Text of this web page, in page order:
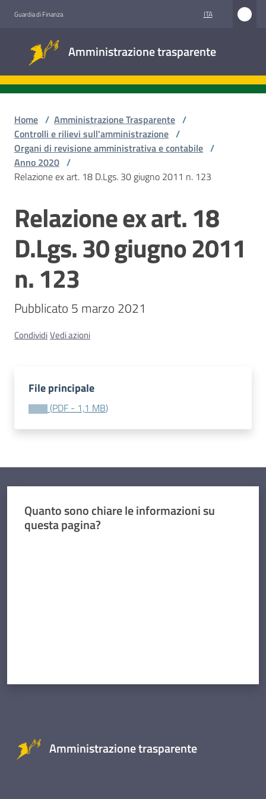
Guardia di Finanza ITA
Amministrazione trasparente
trasparente
Accesso
civico
appaltanti
Home / Amministrazione Trasparente /
Controlli e rilievi sull'amministrazione /
Organi di revisione amministrativa e contabile /
Anno 2020 /
Relazione ex art. 18 D.Lgs. 30 giugno 2011 n. 123
Relazione ex art. 18
D.Lgs. 30 giugno 2011
n. 123
Pubblicato 5 marzo 2021
CondividiVedi azioni
File principale
(PDF - 1,1 MB)
Quanto sono chiare le informazioni su
questa pagina?
Amministrazione trasparente